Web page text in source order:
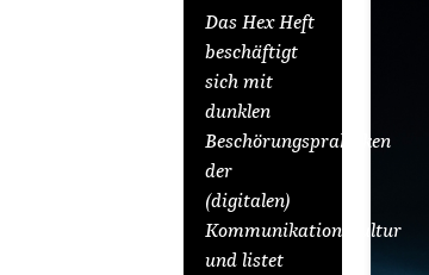
Das Hex Heft
beschäftigt
sich mit
dunklen
Beschörungspraktiken
der
(digitalen)
Kommunikationskultur
und listet